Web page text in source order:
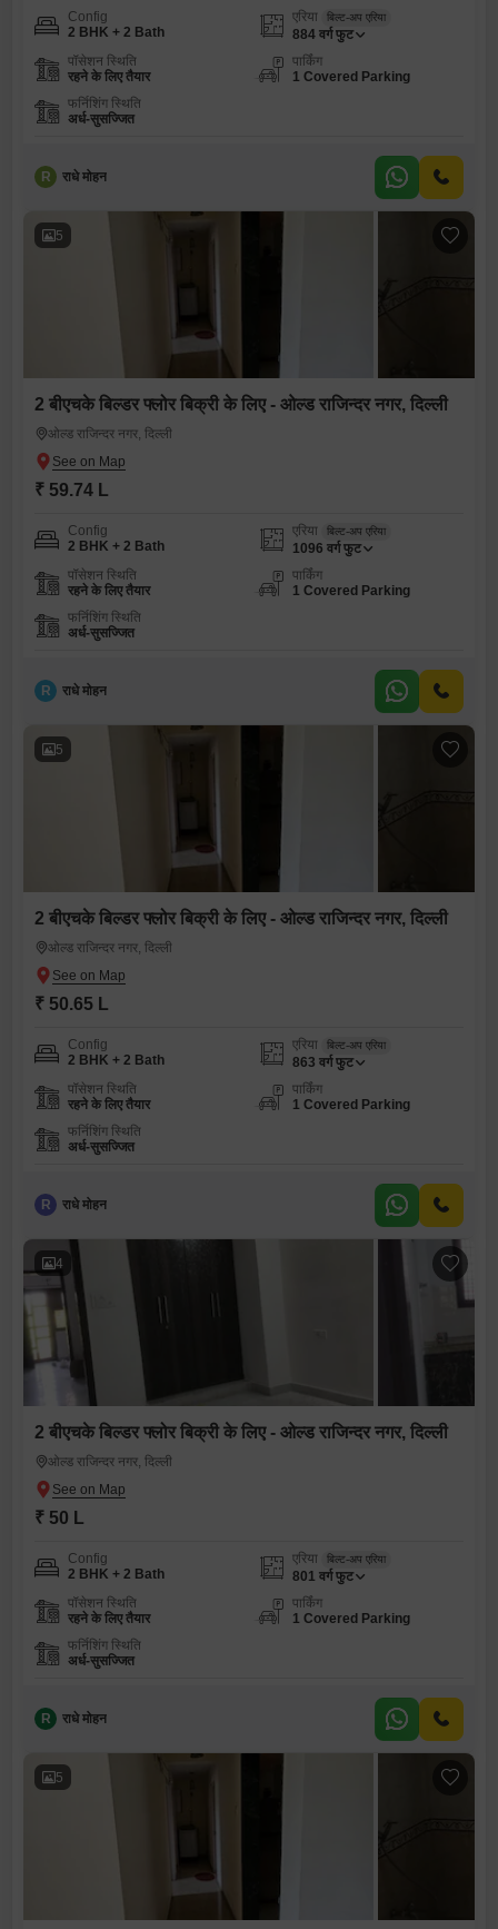
Config
2 BHK + 2 Bath
एरिया बिल्ट-अप एरिया
884 वर्ग फुट
पॉसेशन स्थिति
रहने के लिए तैयार
पार्किंग
1 Covered Parking
फर्निशिंग स्थिति
अर्ध-सुसज्जित
R राधे मोहन
5
2 बीएचके बिल्डर फ्लोर बिक्री के लिए - ओल्ड राजिन्दर नगर, दिल्ली
ओल्ड राजिन्दर नगर, दिल्ली
₹ 59.74 L
Config
2 BHK + 2 Bath
एरिया बिल्ट-अप एरिया
1096 वर्ग फुट
पॉसेशन स्थिति
रहने के लिए तैयार
पार्किंग
1 Covered Parking
फर्निशिंग स्थिति
अर्ध-सुसज्जित
R राधे मोहन
5
2 बीएचके बिल्डर फ्लोर बिक्री के लिए - ओल्ड राजिन्दर नगर, दिल्ली
ओल्ड राजिन्दर नगर, दिल्ली
₹ 50.65 L
Config
2 BHK + 2 Bath
एरिया बिल्ट-अप एरिया
863 वर्ग फुट
पॉसेशन स्थिति
रहने के लिए तैयार
पार्किंग
1 Covered Parking
फर्निशिंग स्थिति
अर्ध-सुसज्जित
R राधे मोहन
4
2 बीएचके बिल्डर फ्लोर बिक्री के लिए - ओल्ड राजिन्दर नगर, दिल्ली
ओल्ड राजिन्दर नगर, दिल्ली
₹ 50 L
Config
2 BHK + 2 Bath
एरिया बिल्ट-अप एरिया
801 वर्ग फुट
पॉसेशन स्थिति
रहने के लिए तैयार
पार्किंग
1 Covered Parking
फर्निशिंग स्थिति
अर्ध-सुसज्जित
R राधे मोहन
5